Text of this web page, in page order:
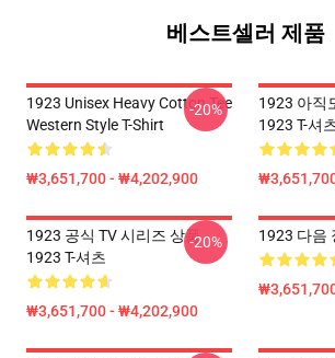
베스트셀러 제품
1923 Unisex Heavy Cotton Tee
Western Style T-Shirt
₩3,651,700 - ₩4,202,900
-20%
1923 아직
1923 T-셔
1923 공식 TV 시리즈 상품
1923 T-셔츠
₩3,651,700 - ₩4,202,900
-20% 1923 다음